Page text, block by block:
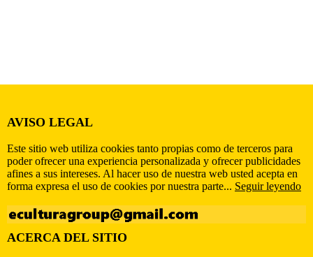
AVISO LEGAL
Este sitio web utiliza cookies tanto propias como de terceros para
poder ofrecer una experiencia personalizada y ofrecer publicidades
afines a sus intereses. Al hacer uso de nuestra web usted acepta en
forma expresa el uso de cookies por nuestra parte... Seguir leyendo
ACERCA DEL SITIO